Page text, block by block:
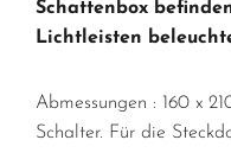
Schattenbox
Lichtleisten
Abmessungen : 160 x
Schalter. Für die